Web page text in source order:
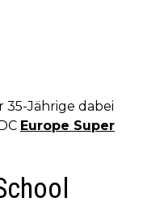
35-Jährige dabei
Europe Super